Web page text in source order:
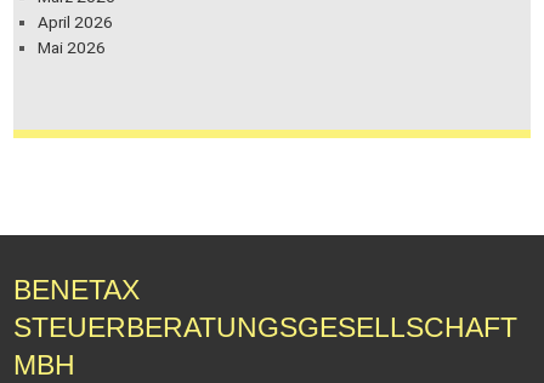
April 2026
Mai 2026
BENETAX
STEUERBERATUNGSGESELLSCHAFT
MBH